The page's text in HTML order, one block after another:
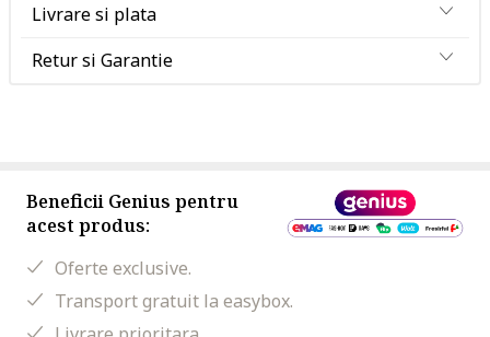
Livrare si plata
Retur si Garantie
Beneficii Genius pentru
acest produs:
Oferte exclusive.
Transport gratuit la easybox.